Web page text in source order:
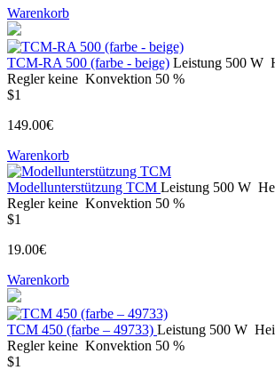
Warenkorb
ТСM-RA 500 (farbe - beige) Leistung 500 W
Regler keine Konvektion 50 %
$1
149.00€
Warenkorb
Modellunterstützung TCM Leistung 500 W
Regler keine Konvektion 50 %
$1
19.00€
Warenkorb
ТСМ 450 (farbe – 49733) Leistung 500 W
Regler keine Konvektion 50 %
$1